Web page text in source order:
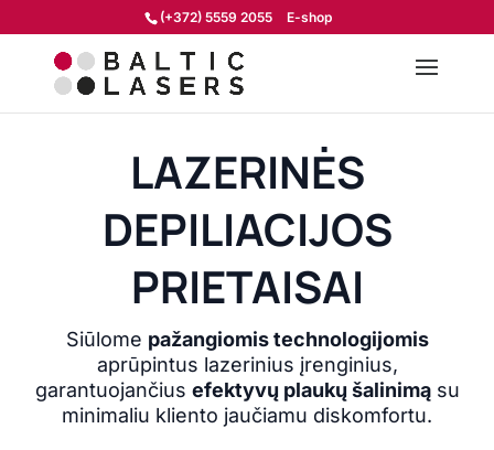
(+372) 5559 2055 E-shop
LAZERINĖS
DEPILIACIJOS
PRIETAISAI
Siūlome pažangiomis technologijomis
aprūpintus lazerinius įrenginius,
garantuojančius efektyvų plaukų šalinimąsu
minimaliu kliento jaučiamu diskomfortu.